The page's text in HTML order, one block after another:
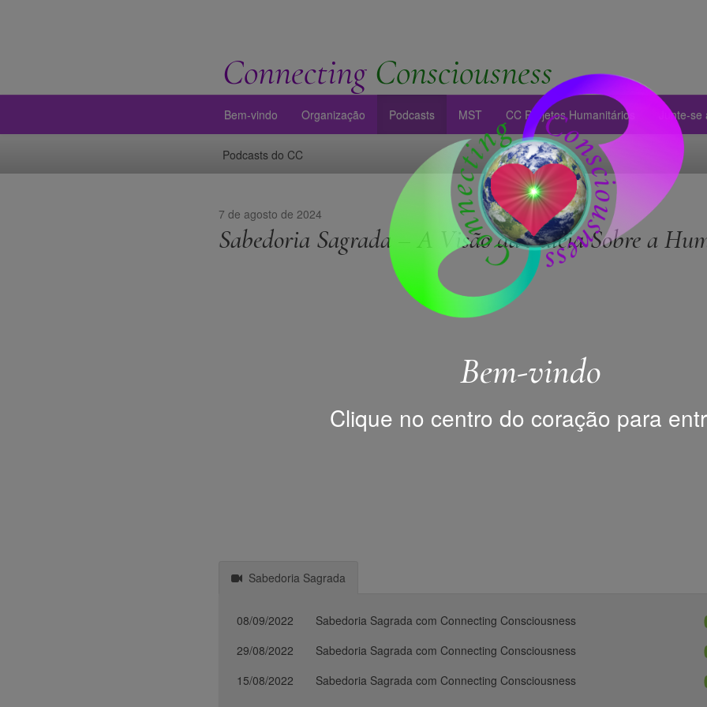
Bem-vindo
Clique no centro do coração para
Connecting Consciousness
Bem-vindo Organização Podcasts MST CC Projetos Humanitários Junte-
Podcasts do CC
7 de agosto de 2024
Sabedoria Sagrada – A Visão da Baleia Sobre a
Sabedoria Sagrada
08/09/2022
Sabedoria Sagrada com Connecting Consciousness
29/08/2022
Sabedoria Sagrada com Connecting Consciousness
15/08/2022
Sabedoria Sagrada com Connecting Consciousness